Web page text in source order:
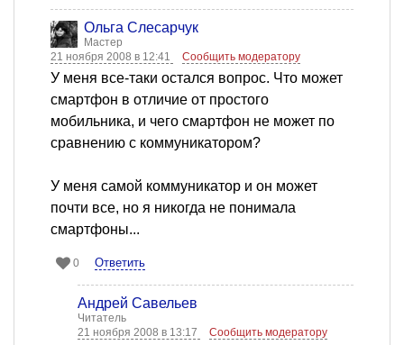
Ольга Слесарчук
Мастер
21 ноября 2008 в 12:41
Сообщить модератору
У меня все-таки остался вопрос. Что может
смартфон в отличие от простого
мобильника, и чего смартфон не может по
сравнению с коммуникатором?
У меня самой коммуникатор и он может
почти все, но я никогда не понимала
смартфоны...
0 Ответить
Андрей Савельев
Читатель
21 ноября 2008 в 13:17
Сообщить модератору